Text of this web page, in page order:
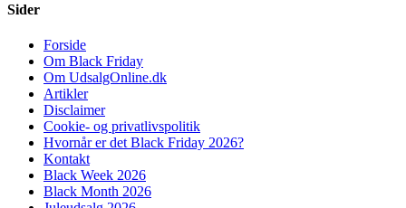
Sider
Forside
Om Black Friday
Om UdsalgOnline.dk
Artikler
Disclaimer
Cookie- og privatlivspolitik
Hvornår er det Black Friday 2026?
Kontakt
Black Week 2026
Black Month 2026